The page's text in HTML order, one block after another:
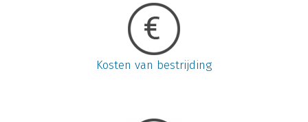
Kosten van bestrijding